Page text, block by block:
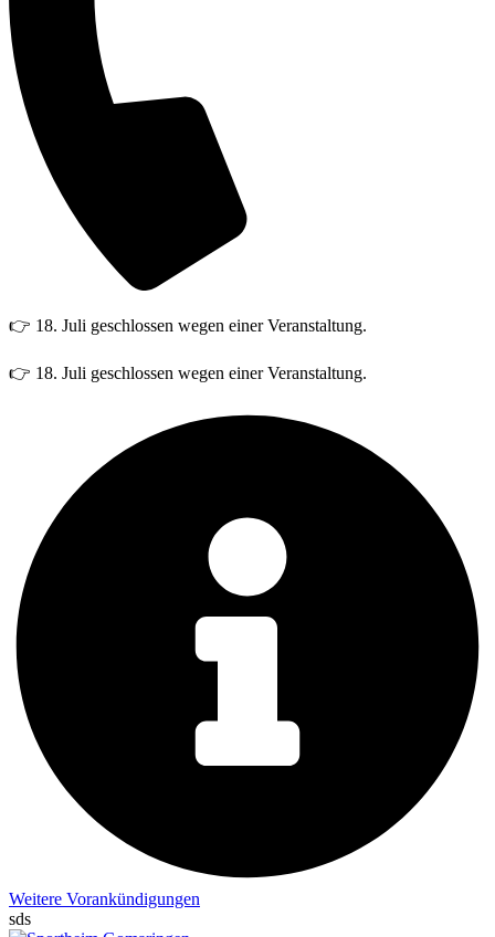
👉 18. Juli geschlossen wegen einer Veranstaltung.
👉 18. Juli geschlossen wegen einer Veranstaltung.
Weitere Vorankündigungen
sds